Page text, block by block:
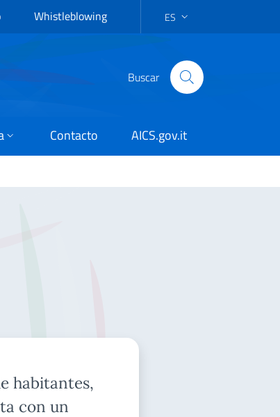
Whistleblowing LANGUAGE SELECTION: ES
ES
Buscar
Contacto
AICS.gov.it
habitantes,
con un